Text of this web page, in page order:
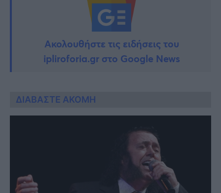
Ακολουθήστε τις ειδήσεις του
ipliroforia.gr στο Google News
ΔΙΑΒΑΣΤΕ ΑΚΟΜΗ